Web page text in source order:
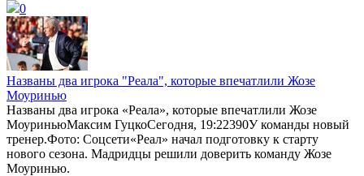
0
Названы два игрока "Реала", которые впечатлили Жозе
Моуринью
Названы два игрока «Реала», которые впечатлили Жозе
МоуриньюМаксим ГуцкоСегодня, 19:22390У команды новый
тренер.Фото: Соцсети«Реал» начал подготовку к старту
нового сезона. Мадридцы решили доверить команду Жозе
Моуринью.